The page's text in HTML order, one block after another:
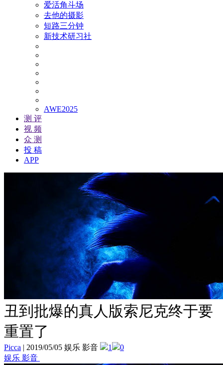
爱活角斗场
去他的摄影
短路三分钟
新技术研习社
AWE2025
测 评
视 频
众 测
投 稿
APP
丑到批爆的真人版索尼克终于要
重置了
Picca | 2019/05/05 娱乐 影音 1
0
娱乐 影音